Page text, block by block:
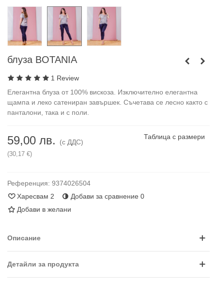
блуза BOTANIA
1 Review
Елегантна блуза от 100% вискоза. Изключително елегантна
щампа и леко сатениран завършек. Съчетава се лесно както с
панталони, така и с поли.
59,00 лв. (с ДДС)
(30,17 €)
Таблица с размери
Референция: 9374026504
Харесвам 2 Добави за сравнение 0
Добави в желани
Описание
Детайли за продукта